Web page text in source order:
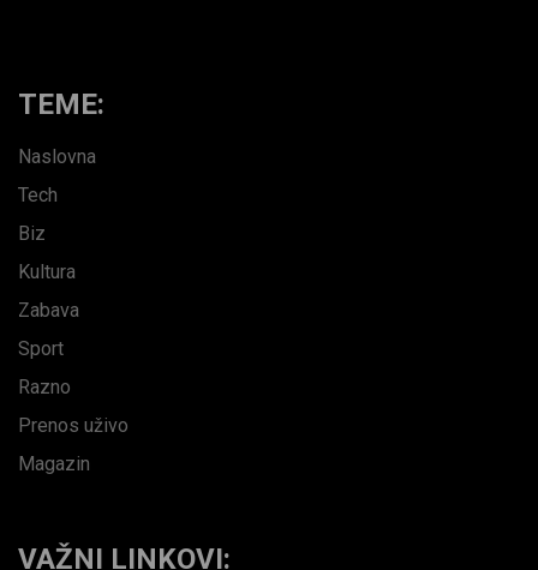
TEME:
Naslovna
Tech
Biz
Kultura
Zabava
Sport
Razno
Prenos uživo
Magazin
VAŽNI LINKOVI: